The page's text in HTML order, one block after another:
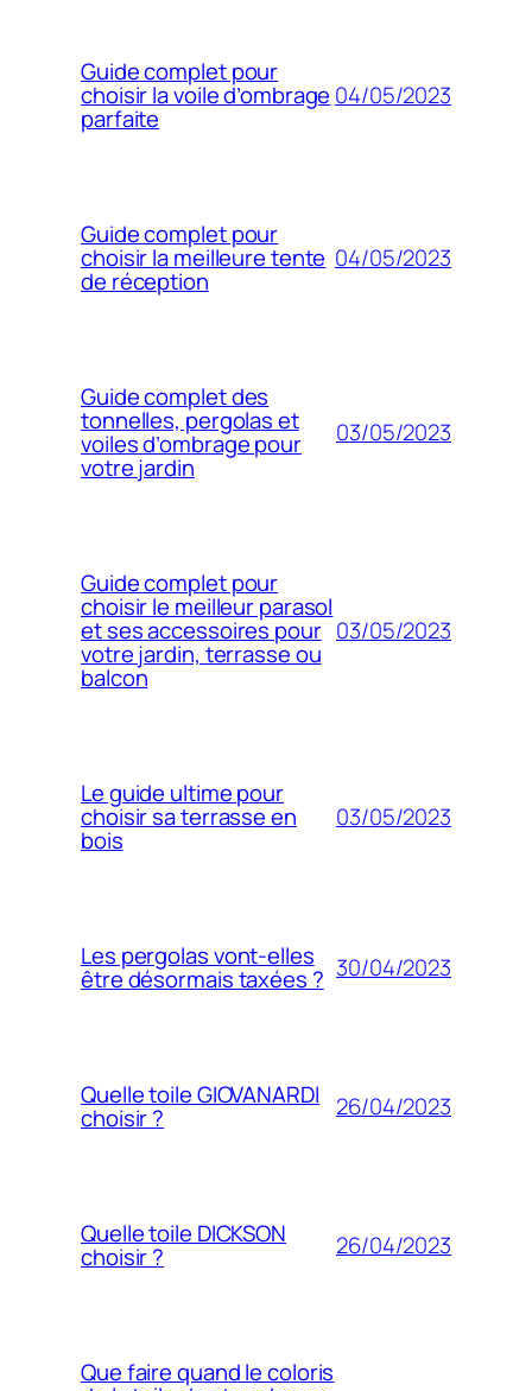
Guide complet pour
choisir la voile d’ombrage
parfaite
04/05/2023
Guide complet pour
choisir la meilleure tente
de réception
04/05/2023
Guide complet des
tonnelles, pergolas et
voiles d’ombrage pour
votre jardin
03/05/2023
Guide complet pour
choisir le meilleur parasol
et ses accessoires pour
votre jardin, terrasse ou
balcon
03/05/2023
Le guide ultime pour
choisir sa terrasse en
bois
03/05/2023
Les pergolas vont-elles
être désormais taxées ? 30/04/2023
Quelle toile GIOVANARDI
choisir ? 26/04/2023
Quelle toile DICKSON
choisir ? 26/04/2023
Que faire quand le coloris